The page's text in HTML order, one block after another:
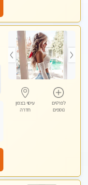
לפרטים
נוספים
עיסוי בצפון
חדרה